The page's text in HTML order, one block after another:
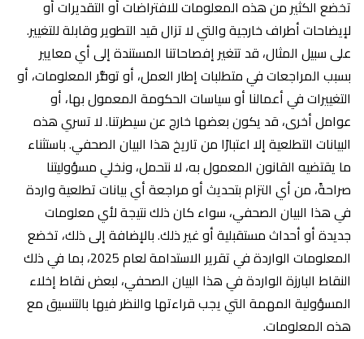
تخضع الكثير من هذه المعلومات للافتراضات أو التقديرات أو
لإيضاحات أطراف خارجية والتي لا تزال قيد التطوير وقابلة للتغيير.
على سبيل المثال، قد تتغير إفصاحاتنا المستندة إلى أي معايير
بسبب المراجعات في متطلبات إطار العمل، أو توفُّر المعلومات، أو
التغييرات في أعمالنا أو سياسات الحكومة المعمول بها، أو
عوامل أخرى، قد يكون بعضها خارج عن سيطرتنا. لا تسري هذه
البيانات التطلعية إلا اعتبارًا من تاريخ هذا البيان الصحفي. باستثناء
ما يقتضيه القانون المعمول به، لا نتحمل، ونخلي مسؤوليتنا
صراحةً، من أي التزام بتحديث أو مراجعة أي بيانات تطلعية واردة
في هذا البيان الصحفي، سواء كان ذلك نتيجة لأي معلومات
جديدة أو أحداث مستقبلية أو غير ذلك. بالإضافة إلى ذلك، تخضع
المعلومات الواردة في تقرير الاستدامة لعام 2025، بما في ذلك
النقاط البارزة الواردة في هذا البيان الصحفي، لبعض نقاط إخلاء
المسؤولية المهمة التي يجب قراءتها والنظر فيها بالتنسيق مع
هذه المعلومات.